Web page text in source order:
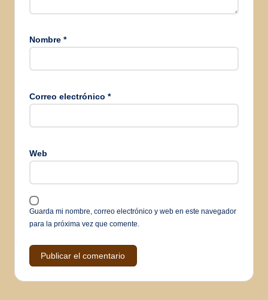
Nombre *
Correo electrónico *
Web
Guarda mi nombre, correo electrónico y web en este navegador
para la próxima vez que comente.